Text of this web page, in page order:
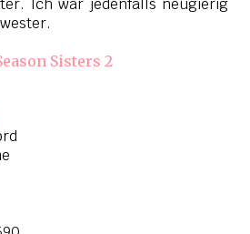
Ich war jedenfalls neugierig